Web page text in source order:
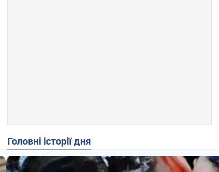
Головні історії дня